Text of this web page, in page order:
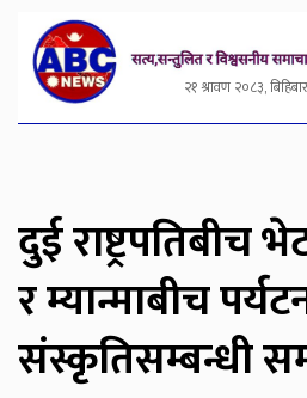
२१ श्रावण २०८३, बिहिबार
दुई राष्ट्रपतिबीच
र म्यान्माबीच
संस्कृतिसम्बन्धी